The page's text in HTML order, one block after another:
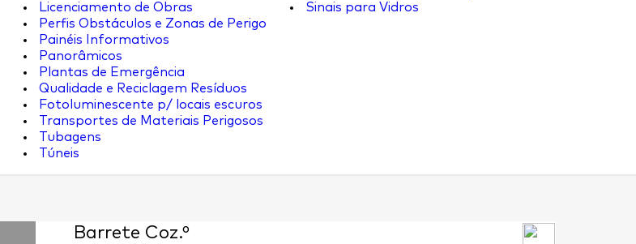
Licenciamento de Obras
Perfis Obstáculos e Zonas de Perigo
Painéis Informativos
Panorâmicos
Plantas de Emergência
Qualidade e Reciclagem Resíduos
Fotoluminescente p/ locais escuros
Transportes de Materiais Perigosos
Tubagens
Túneis
Sinais para Vidros
Barrete Coz.º